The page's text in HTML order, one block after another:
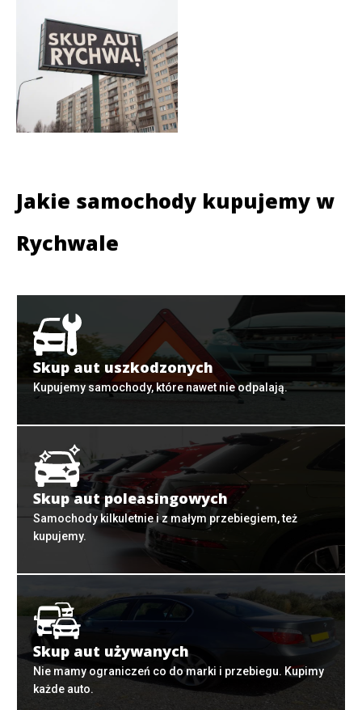
Jakie samochody kupujemy w
Rychwale
Skup aut uszkodzonych
Kupujemy samochody, które nawet nie odpalają.
Skup aut poleasingowych
Samochody kilkuletnie i z małym przebiegiem, też
kupujemy.
Skup aut używanych
Nie mamy ograniczeń co do marki i przebiegu. Kupimy
każde auto.